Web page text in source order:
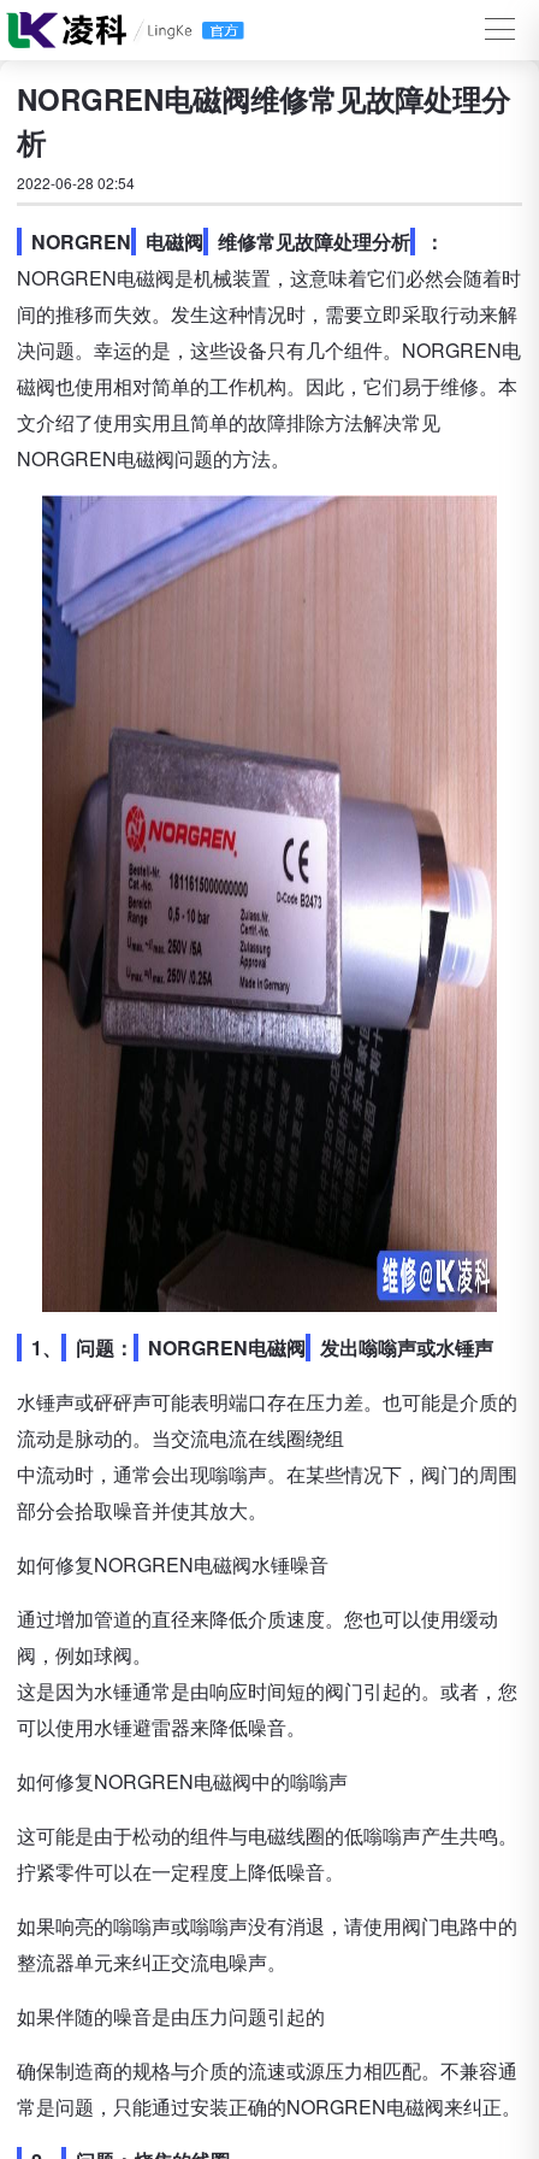
NORGREN电磁阀维修常见故障处理分
析
2022-06-28 02:54
NORGREN 电磁阀 维修常见故障处理分析
：
NORGREN电磁阀是机械装置，这意味着它们必然会随着时
间的推移而失效。发生这种情况时，需要立即采取行动来解
决问题。幸运的是，这些设备只有几个组件。NORGREN电
磁阀也使用相对简单的工作机构。因此，它们易于维修。本
文介绍了使用实用且简单的故障排除方法解决常见
NORGREN电磁阀问题的方法。
1、 问题： NORGREN电磁阀 发出嗡嗡声或水锤声
水锤声或砰砰声可能表明端口存在压力差。也可能是介质的
流动是脉动的。当交流电流在线圈绕组
中流动时，通常会出现嗡嗡声。在某些情况下，阀门的周围
部分会拾取噪音并使其放大。
如何修复NORGREN电磁阀水锤噪音
通过增加管道的直径来降低介质速度。您也可以使用缓动
阀，例如球阀。
这是因为水锤通常是由响应时间短的阀门引起的。或者，您
可以使用水锤避雷器来降低噪音。
如何修复NORGREN电磁阀中的嗡嗡声
这可能是由于松动的组件与电磁线圈的低嗡嗡声产生共鸣。
拧紧零件可以在一定程度上降低噪音。
如果响亮的嗡嗡声或嗡嗡声没有消退，请使用阀门电路中的
整流器单元来纠正交流电噪声。
如果伴随的噪音是由压力问题引起的
确保制造商的规格与介质的流速或源压力相匹配。不兼容通
常是问题，只能通过安装正确的NORGREN电磁阀来纠正。